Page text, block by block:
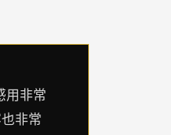
用非常
非常